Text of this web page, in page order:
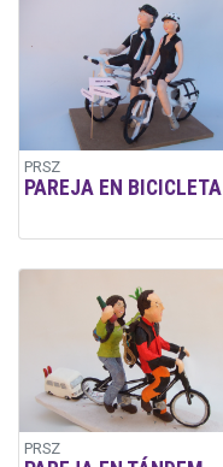
PRSZ
PAREJA EN BICICLETA
PRSZ